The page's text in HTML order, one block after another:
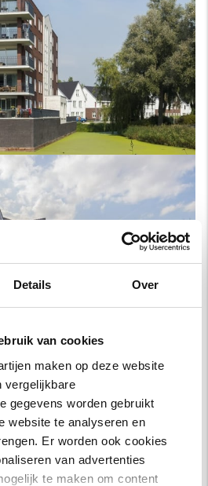
Details Over
van cookies
maken op deze website
vergelijkbare
gegevens worden gebruikt
website te analyseren en
Er worden ook cookies
van advertenties
te maken om content
Nieuwe Vesting is in
met de toekomstige
workshops konden zij